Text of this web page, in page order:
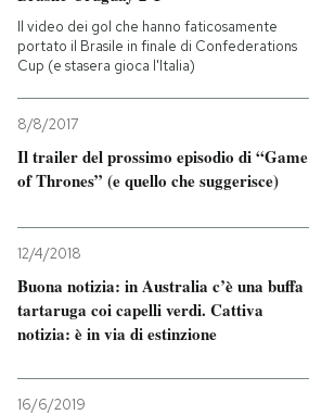
PODCAST
I MIEI PREFERITI
SHOP
CALENDARIO
AREA PERSONALE
Il video dei gol che hanno faticosamente
portato il Brasile in finale di Confederations
Cup (e stasera gioca l'Italia)
8/8/2017
Il trailer del prossimo episodio di “Game
of Thrones” (e quello che suggerisce)
12/4/2018
Buona notizia: in Australia c’è una buffa
tartaruga coi capelli verdi. Cattiva
notizia: è in via di estinzione
16/6/2019